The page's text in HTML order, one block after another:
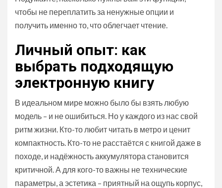
чтобы не переплатить за ненужные опции и
получить именно то, что облегчает чтение.
Личный опыт: как
выбрать подходящую
электронную книгу
В идеальном мире можно было бы взять любую
модель – и не ошибиться. Но у каждого из нас свой
ритм жизни. Кто-то любит читать в метро и ценит
компактность. Кто-то не расстаётся с книгой даже в
походе, и надёжность аккумулятора становится
критичной. А для кого-то важны не технические
параметры, а эстетика – приятный на ощупь корпус,